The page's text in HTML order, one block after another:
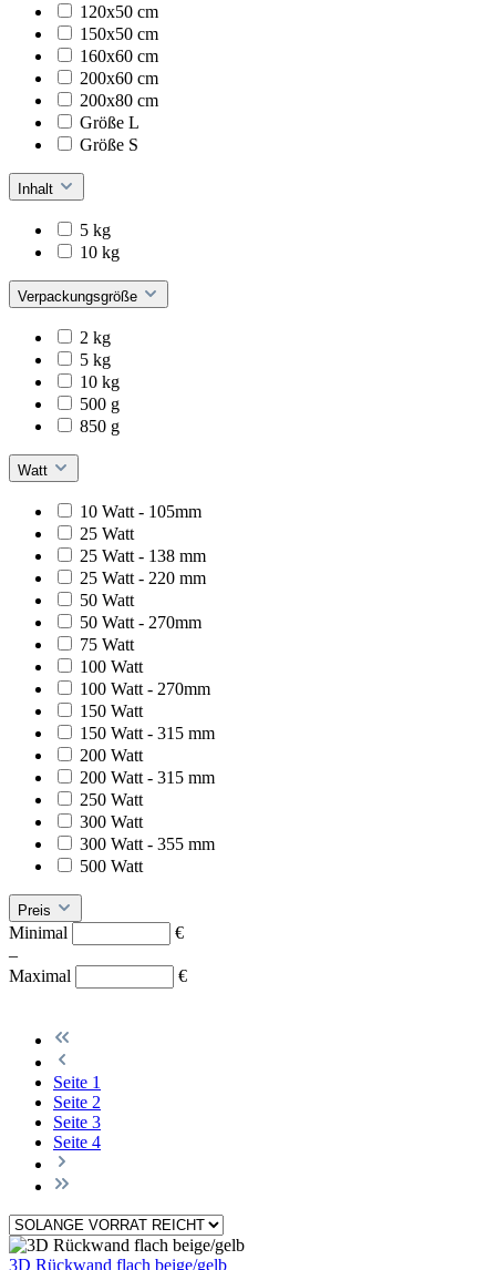
120x50 cm
150x50 cm
160x60 cm
200x60 cm
200x80 cm
Größe L
Größe S
Inhalt
5 kg
10 kg
Verpackungsgröße
2 kg
5 kg
10 kg
500 g
850 g
Watt
10 Watt - 105mm
25 Watt
25 Watt - 138 mm
25 Watt - 220 mm
50 Watt
50 Watt - 270mm
75 Watt
100 Watt
100 Watt - 270mm
150 Watt
150 Watt - 315 mm
200 Watt
200 Watt - 315 mm
250 Watt
300 Watt
300 Watt - 355 mm
500 Watt
Preis
Minimal
€
–
Maximal
€
Seite 1
Seite 2
Seite 3
Seite 4
3D Rückwand flach beige/gelb